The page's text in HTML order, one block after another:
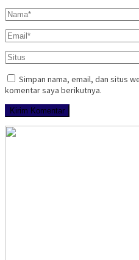
Simpan nama, email, dan situs
komentar saya berikutnya.